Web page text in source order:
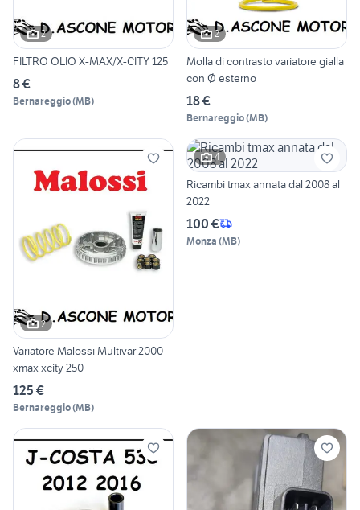
2
FILTRO OLIO X-MAX/X-CITY 125
8 €
Bernareggio(MB)
2
Molla di contrasto variatore gialla
con Ø esterno
18 €
Bernareggio(MB)
2
Variatore Malossi Multivar 2000
xmax xcity 250
125 €
Bernareggio(MB)
4
Ricambi tmax annata dal 2008 al
2022
100 €
Monza (MB)